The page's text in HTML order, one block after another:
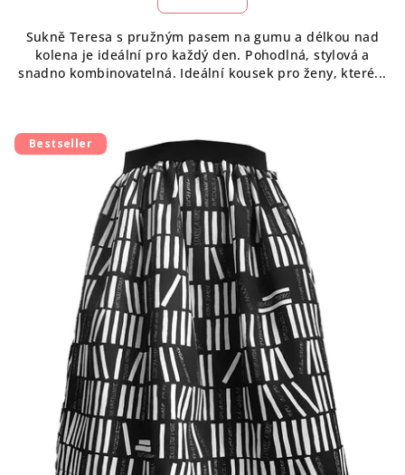
Sukně Teresa s pružným pasem na gumu a délkou nad
kolena je ideální pro každý den. Pohodlná, stylová a
snadno kombinovatelná. Ideální kousek pro ženy, které...
Bestseller